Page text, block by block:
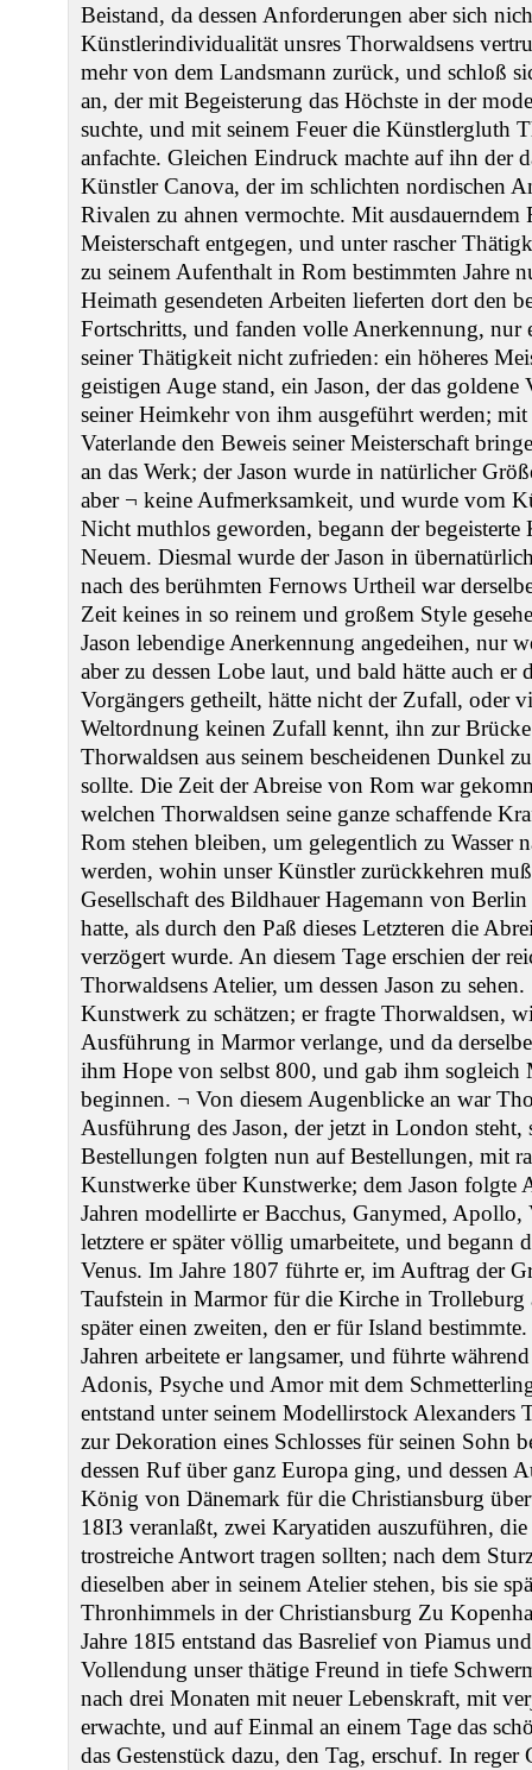
Beistand, da dessen Anforderungen aber sich
Künstlerindividualität unsres Thorwaldsens
mehr von dem Landsmann zurück, und schloß
an, der mit Begeisterung das Höchste in der
suchte, und mit seinem Feuer die Künstlergluth
anfachte. Gleichen Eindruck machte auf ihn der
Künstler Canova, der im schlichten nordischen
Rivalen zu ahnen vermochte. Mit ausdauerndem
Meisterschaft entgegen, und unter rascher
zu seinem Aufenthalt in Rom bestimmten Jahre
Heimath gesendeten Arbeiten lieferten dort den
Fortschritts, und fanden volle Anerkennung, nur
seiner Thätigkeit nicht zufrieden: ein höheres
geistigen Auge stand, ein Jason, der das
seiner Heimkehr von ihm ausgeführt werden;
Vaterlande den Beweis seiner Meisterschaft
an das Werk; der Jason wurde in natürlicher
aber ¬ keine Aufmerksamkeit, und wurde vom
Nicht muthlos geworden, begann der
Neuem. Diesmal wurde der Jason in
nach des berühmten Fernows Urtheil war
Zeit keines in so reinem und großem Style
Jason lebendige Anerkennung angedeihen, nur
aber zu dessen Lobe laut, und bald hätte auch er
Vorgängers getheilt, hätte nicht der Zufall, oder
Weltordnung keinen Zufall kennt, ihn zur
Thorwaldsen aus seinem bescheidenen Dunkel
sollte. Die Zeit der Abreise von Rom war
welchen Thorwaldsen seine ganze schaffende
Rom stehen bleiben, um gelegentlich zu Wasser
werden, wohin unser Künstler zurückkehren
Gesellschaft des Bildhauer Hagemann von
hatte, als durch den Paß dieses Letzteren die
verzögert wurde. An diesem Tage erschien der
Thorwaldsens Atelier, um dessen Jason zu
Kunstwerk zu schätzen; er fragte Thorwaldsen,
Ausführung in Marmor verlange, und da
ihm Hope von selbst 800, und gab ihm sogleich
beginnen. ¬ Von diesem Augenblicke an war
Ausführung des Jason, der jetzt in London
Bestellungen folgten nun auf Bestellungen, mit
Kunstwerke über Kunstwerke; dem Jason folgte
Jahren modellirte er Bacchus, Ganymed, Apollo,
letztere er später völlig umarbeitete, und begann
Venus. Im Jahre 1807 führte er, im Auftrag der
Taufstein in Marmor für die Kirche in Trolleburg
später einen zweiten, den er für Island
Jahren arbeitete er langsamer, und führte
Adonis, Psyche und Amor mit dem
entstand unter seinem Modellirstock Alexanders
zur Dekoration eines Schlosses für seinen Sohn
dessen Ruf über ganz Europa ging, und dessen
König von Dänemark für die Christiansburg
18I3 veranlaßt, zwei Karyatiden auszuführen,
trostreiche Antwort tragen sollten; nach dem
dieselben aber in seinem Atelier stehen, bis sie
Thronhimmels in der Christiansburg Zu
Jahre 18I5 entstand das Basrelief von Piamus
Vollendung unser thätige Freund in tiefe
nach drei Monaten mit neuer Lebenskraft, mit
erwachte, und auf Einmal an einem Tage das
das Gestenstück dazu, den Tag, erschuf. In